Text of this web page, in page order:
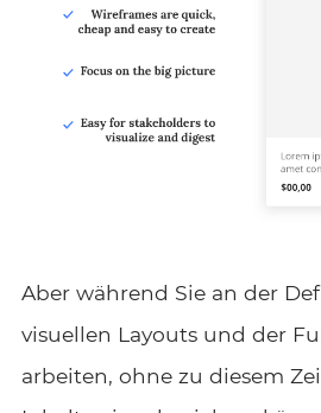
Aber während Sie an der
visuellen Layouts und der
arbeiten, ohne zu diesem